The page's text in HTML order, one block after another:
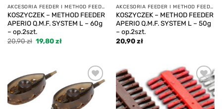
AKCESORIA FEEDER I METHOD FEEDER
KOSZYCZEK – METHOD FEEDER
APERIO Q.M.F. SYSTEM L – 60g
– op.2szt.
20,90zł Pierwotna
19,80złAktualna
AKCESORIA FEEDER I METHOD FEEDER
KOSZYCZEK – METHOD FEEDER
APERIO Q.M.F. SYSTEM L – 50g
– op.2szt.
20,90zł
Add to
wishlist
Add to
wishlist